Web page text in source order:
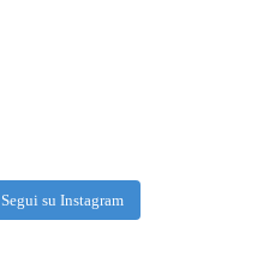
Segui su Instagram